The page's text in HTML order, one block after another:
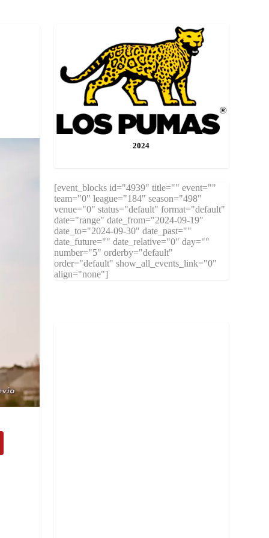
2024
[event_blocks id="4939" title="" event=""
team="0" league="184" season="498"
venue="0" status="default" format="default"
date="range" date_from="2024-09-19"
date_to="2024-09-30" date_past=""
date_future="" date_relative="0" day=""
number="5" orderby="default"
order="default" show_all_events_link="0"
align="none"]